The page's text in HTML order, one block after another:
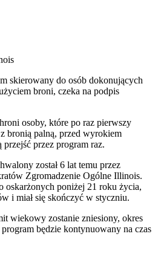
skierowany do osób dokonujących
broni, czeka na podpis
osoby, które po raz pierwszy
z bronią palną, przed wyrokiem
przez program raz.
został 6 lat temu przez
Zgromadzenie Ogólne Illinois.
oskarżonych poniżej 21 roku życia,
i miał się skończyć w styczniu.
wiekowy zostanie zniesiony, okres
będzie kontynuowany na czas